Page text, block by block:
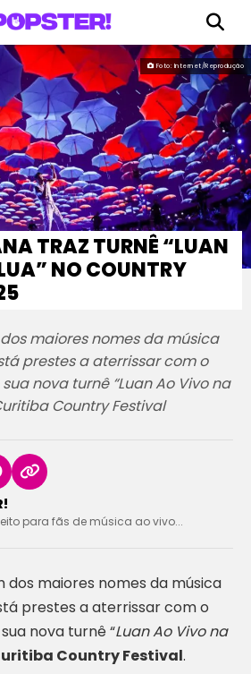
Foto: Internet/Reprodução
TRAZ TURNÊ “LUAN
NO COUNTRY
maiores nomes da música
prestes a aterrissar com o
nova turnê “Luan Ao Vivo na
Country Festival
para fãs de música ao vivo...
dos maiores nomes da música
prestes a aterrissar com o
nova turnê “Luan Ao Vivo na
Country Festival.